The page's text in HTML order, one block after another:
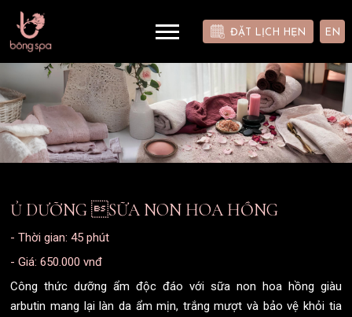
ĐẶT LỊCH HẸN EN
Ủ DƯỠNG SỮA NON HOA HỒNG
- Thời gian: 45 phút
- Giá: 650.000 vnđ
Công thức dưỡng ẩm độc đáo với sữa non hoa hồng giàu
arbutin mang lại làn da ẩm mịn, trắng mượt và bảo vệ khỏi tia